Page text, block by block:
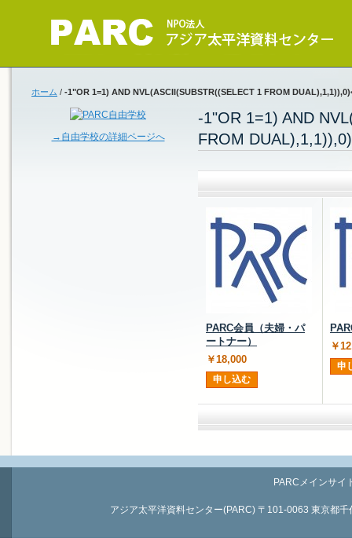
ホーム / -1"OR 1=1) AND NVL(ASCII(SUBSTR((SELECT 1 FROM
-1"OR 1=1) AND
FROM
PARC会員（夫婦・パ
ートナー）
￥18,000
申し込む
￥
申
→自由学校の詳細ページへ
PARCメインサイ
アジア太平洋資料センター(PARC) 〒101-0063 東京都